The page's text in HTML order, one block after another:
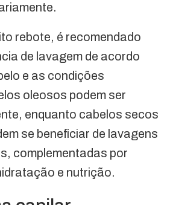
rebote, é recomendado
de lavagem de acordo
e as condições
oleosos podem ser
enquanto cabelos secos
se beneficiar de lavagens
complementadas por
e nutrição.